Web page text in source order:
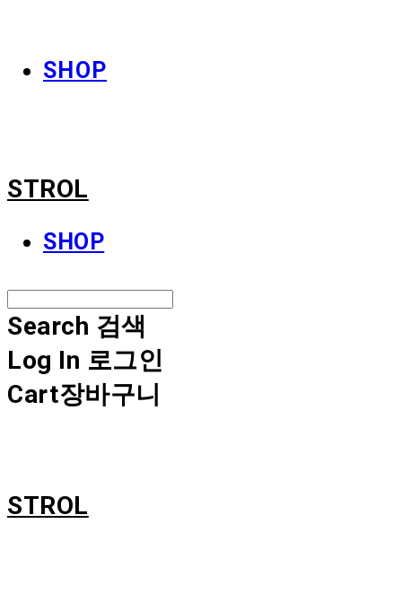
SHOP
STROL
SHOP
Search 검색
Log In 로그인
Cart장바구니
STROL